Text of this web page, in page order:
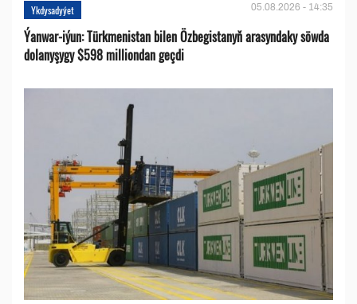
Ykdysadyýet 05.08.2026 - 14:35
Ýanwar-iýun: Türkmenistan bilen Özbegistanyň arasyndaky söwda
dolanyşygy $598 milliondan geçdi